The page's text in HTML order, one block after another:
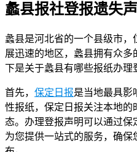
蠡县报社登报遗失
蠡县是河北省的一个县级市
展迅速的地区，蠡县拥有众
下是关于蠡县有哪些报纸办理
首先， 保定日报是当地最具影
性报纸，保定日报关注本地
态。办理登报声明可以通过
为您提供一站式的服务，确